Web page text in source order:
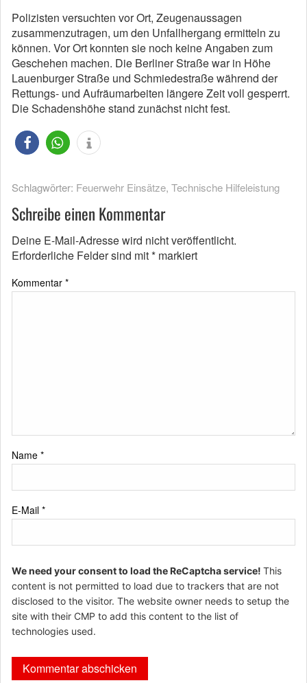
Polizisten versuchten vor Ort, Zeugenaussagen
zusammenzutragen, um den Unfallhergang ermitteln zu
können. Vor Ort konnten sie noch keine Angaben zum
Geschehen machen. Die Berliner Straße war in Höhe
Lauenburger Straße und Schmiedestraße während der
Rettungs- und Aufräumarbeiten längere Zeit voll gesperrt.
Die Schadenshöhe stand zunächst nicht fest.
Schlagwörter: Feuerwehr Einsätze, Technische Hilfeleistung
Schreibe einen Kommentar
Deine E-Mail-Adresse wird nicht veröffentlicht.
Erforderliche Felder sind mit* markiert
Kommentar *
Name *
E-Mail *
We need your consent to load the ReCaptcha service! This
content is not permitted to load due to trackers that are not
disclosed to the visitor. The website owner needs to setup the
site with their CMP to add this content to the list of
technologies used.